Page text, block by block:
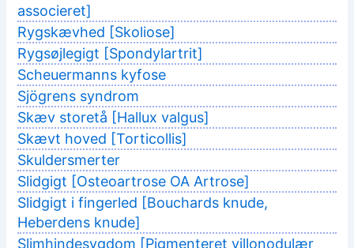
associeret]
Rygskævhed [Skoliose]
Rygsøjlegigt [Spondylartrit]
Scheuermanns kyfose
Sjögrens syndrom
Skæv storetå [Hallux valgus]
Skævt hoved [Torticollis]
Skuldersmerter
Slidgigt [Osteoartrose OA Artrose]
Slidgigt i fingerled [Bouchards knude,
Heberdens knude]
Slimhindesygdom [Pigmenteret villonodulær